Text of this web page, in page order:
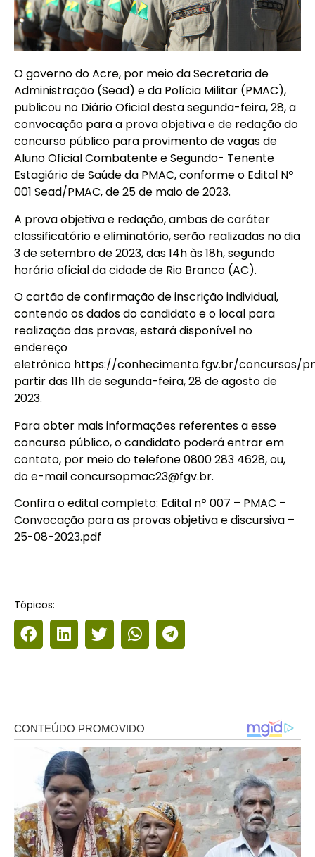
O governo do Acre, por meio da Secretaria de
Administração (Sead) e da Polícia Militar (PMAC),
publicou no Diário Oficial desta segunda-feira, 28, a
convocação para a prova objetiva e de redação do
concurso público para provimento de vagas de
Aluno Oficial Combatente e Segundo- Tenente
Estagiário de Saúde da PMAC, conforme o Edital Nº
001 Sead/PMAC, de 25 de maio de 2023.
A prova objetiva e redação, ambas de caráter
classificatório e eliminatório, serão realizadas no dia
3 de setembro de 2023, das 14h às 18h, segundo
horário oficial da cidade de Rio Branco (AC).
O cartão de confirmação de inscrição individual,
contendo os dados do candidato e o local para
realização das provas, estará disponível no
endereço
eletrônico https://conhecimento.fgv.br/concursos/
partir das 11h de segunda-feira, 28 de agosto de
2023.
Para obter mais informações referentes a esse
concurso público, o candidato poderá entrar em
contato, por meio do telefone 0800 283 4628, ou,
do e-mailconcursopmac23@fgv.br.
Confira o edital completo: Edital nº 007 – PMAC –
Convocação para as provas objetiva e discursiva –
25-08-2023.pdf
Tópicos: